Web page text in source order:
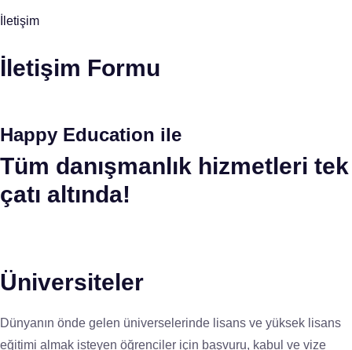
İletişim
İletişim Formu
Happy Education ile
Tüm danışmanlık hizmetleri tek
çatı altında!
Üniversiteler
Dünyanın önde gelen üniverselerinde lisans ve yüksek lisans
eğitimi almak isteyen öğrenciler için başvuru, kabul ve vize